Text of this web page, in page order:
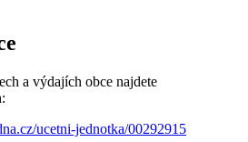
a výdajích obce najdete
ucetni-jednotka/00292915